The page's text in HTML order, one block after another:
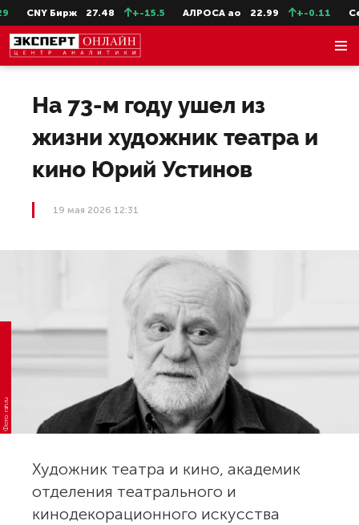
CNY Бирж 27.48 +-15.5 АЛРОСА ао 22.99 +-0.11
На 73-м году ушел из
жизни художник театра и
кино Юрий Устинов
19 мая 2026 12:31
Фото: rah.ru
Художник театра и кино, академик
отделения театрального и
кинодекорационного искусства